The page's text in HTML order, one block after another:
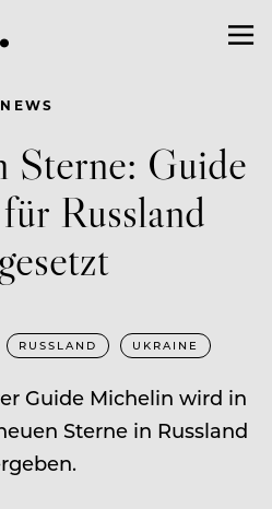
NEWS
Sterne: Guide
Russland
RUSSLAND UKRAINE
Guide Michelin wird in
Sterne in Russland